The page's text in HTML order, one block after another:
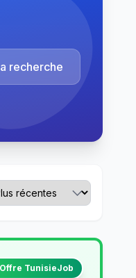
recherche
Offre TunisieJob